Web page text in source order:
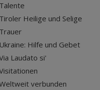
Talente
Tiroler Heilige und Selige
Trauer
Ukraine: Hilfe und Gebet
Laudato si'
verbunden